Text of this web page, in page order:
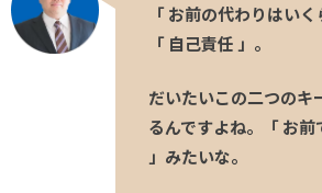
「 お前の代わりはい
「 自己責任 」。
だいたいこの二つのキ
るんですよね。「 お前
」みたいな。